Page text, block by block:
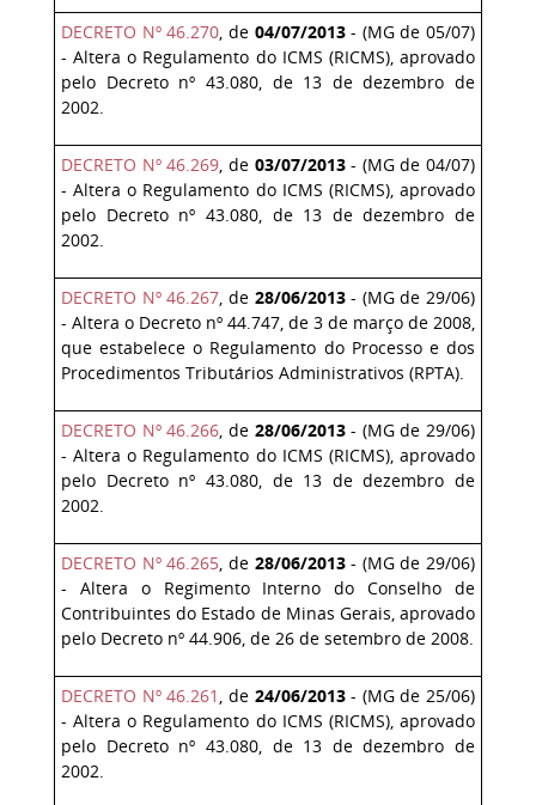
DECRETO Nº 46.270, de 04/07/2013- (MG de 05/07)
- Altera o Regulamento do ICMS (RICMS), aprovado
pelo Decreto nº 43.080, de 13 de dezembro de
2002.
DECRETO Nº 46.269, de 03/07/2013- (MG de 04/07)
- Altera o Regulamento do ICMS (RICMS), aprovado
pelo Decreto nº 43.080, de 13 de dezembro de
2002.
DECRETO Nº 46.267, de 28/06/2013- (MG de 29/06)
- Altera o Decreto nº 44.747, de 3 de março de 2008,
que estabelece o Regulamento do Processo e dos
Procedimentos Tributários Administrativos (RPTA).
DECRETO Nº 46.266, de 28/06/2013- (MG de 29/06)
- Altera o Regulamento do ICMS (RICMS), aprovado
pelo Decreto nº 43.080, de 13 de dezembro de
2002.
DECRETO Nº 46.265, de 28/06/2013- (MG de 29/06)
- Altera o Regimento Interno do Conselho de
Contribuintes do Estado de Minas Gerais, aprovado
pelo Decreto nº 44.906, de 26 de setembro de 2008.
DECRETO Nº 46.261 , de 24/06/2013- (MG de 25/06)
- Altera o Regulamento do ICMS (RICMS), aprovado
pelo Decreto nº 43.080, de 13 de dezembro de
2002.